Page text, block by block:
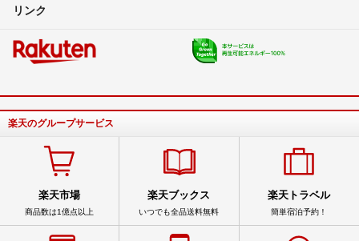
リンク
楽天のグループサービス
楽天市場
商品数は1億点以上
楽天ブックス
いつでも全品送料無料
楽天トラベル
簡単宿泊予約！